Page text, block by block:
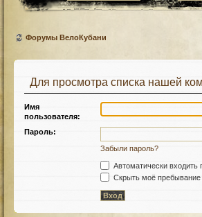
Форумы ВелоКубани
Для просмотра списка нашей
Имя
пользователя:
Пароль:
Забыли пароль?
Автоматически
Скрыть моё пребывание